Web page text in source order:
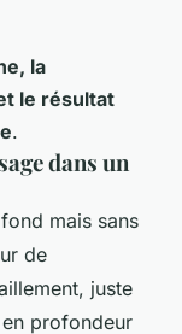
la
le résultat
.
dans un
mais sans
de
juste
profondeur